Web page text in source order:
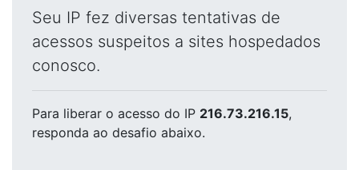
Seu IP fez diversas tentativas de
acessos suspeitos a sites hospedados
conosco.
Para liberar o acesso do IP 216.73.216.15,
responda ao desafio abaixo.